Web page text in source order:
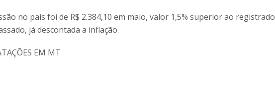
no país foi de R$ 2.384,10 em maio, valor 1,5% superior ao registrado
já descontada a inflação.
EM MT